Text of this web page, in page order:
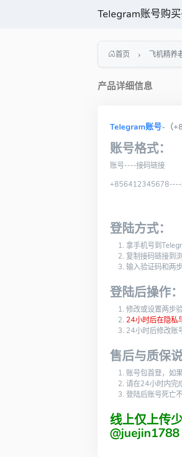
Telegram账号购
首页 飞机精养
产品详细信息
Telegram账号-（
账号格式：
账号----接码链接
+856412345678----
登陆方式：
拿手机号到
复制接码链接到
输入验证码和两
登陆后操作：
修改或设置两步
24小时后在隐私
24小时后修改账
售后与质保说
账号包首登，如
请在24小时内完
登陆后账号死亡
线上仅上传
@juejin1788